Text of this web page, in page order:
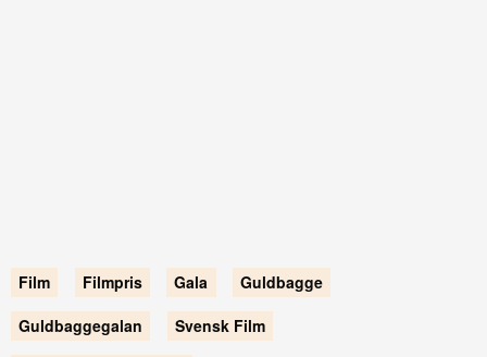
Film Filmpris Gala
Guldbagge
Guldbaggegalan
Svensk Film